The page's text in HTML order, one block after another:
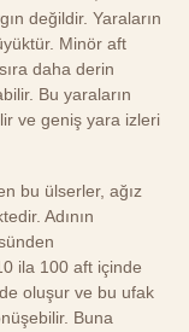
değildir. Yaraların
Minör aft
daha derin
Bu yaraların
ve geniş yara izleri
bu ülserler, ağız
Adının
ila 100 aft içinde
oluşur ve bu ufak
Buna